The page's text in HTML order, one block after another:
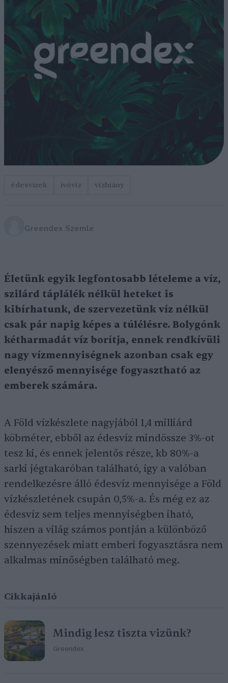
édesvizek ivóvíz vízhiány
Greendex Szemle
Életünk egyik legfontosabb lételeme a víz,
szilárd táplálék nélkül heteket is
kibírhatunk, de szervezetünk víz nélkül
csak pár napig képes a túlélésre. Bolygónk
kétharmadát víz borítja, ennek rendkívüli
nagy vízmennyiségnek azonban csak egy
elenyésző mennyisége fogyasztható az
emberek számára.
A Föld vízkészlete nagyjából 1,4 milliárd
köbméter, ebből az édesvíz mindössze 3%-ot
tesz ki, és ennek jelentős része, kb 80%-a
sarki jégtakaróban található, így a valóban
rendelkezésre álló édesvíz mennyisége a Föld
vízkészletének csupán 0,5%-a. És még ez az
édesvíz sem teljes mennyiségben iható,
hiszen a világ számos pontján a különböző
szennyezések miatt emberi fogyasztásra nem
alkalmas minőségben található meg.
Cikkajánló
Mindig lesz tiszta vizünk?
Greendex